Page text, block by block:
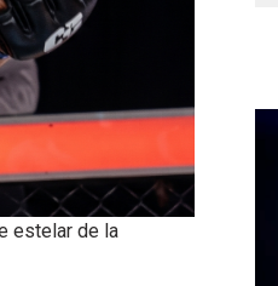
estelar de la